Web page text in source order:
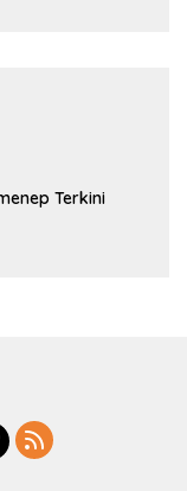
Terkini